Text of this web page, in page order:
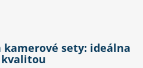
kamerové sety: ideálna
kvalitou